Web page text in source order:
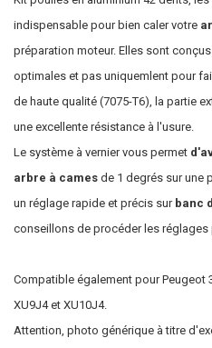
indispensable pour bien caler votre
préparation moteur. Elles sont
optimales et pas uniquemlent pour
de haute qualité (7075-T6), la partie
une excellente résistance à l'usure.
Le système à vernier vous permet
arbre à cames de 1 degrés sur une
un réglage rapide et précis sur banc
conseillons de procéder les réglages
Compatible également pour Peugeot
XU9J4 et XU10J4.
Attention, photo générique à titre